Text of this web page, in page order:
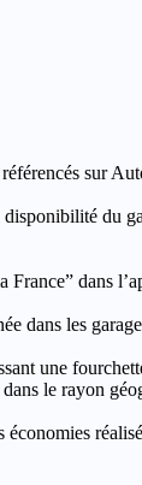
sur
du
dans
les
une
le rayon